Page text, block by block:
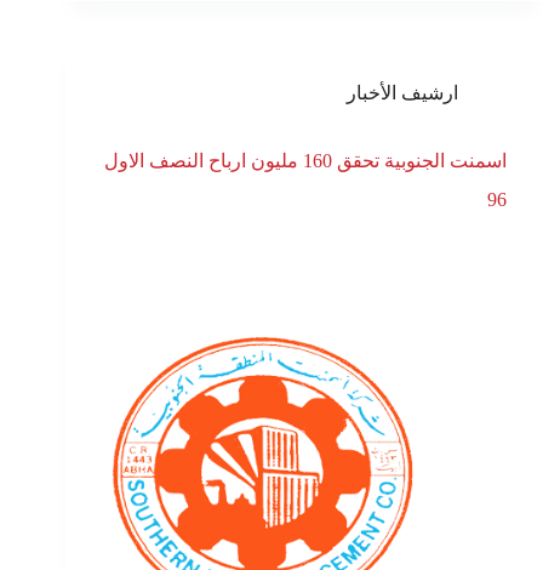
ارشيف الأخبار
اسمنت الجنوبية تحقق 160 مليون ارباح النصف الاول
96